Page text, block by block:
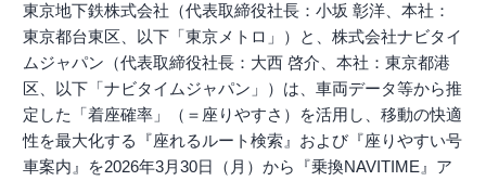
東京地下鉄株式会社（代表取締役社長：小坂 彰洋、本社：
東京都台東区、以下「東京メトロ」）と、株式会社ナビタイ
ムジャパン（代表取締役社長：大西 啓介、本社：東京都港
区、以下「ナビタイムジャパン」）は、車両データ等から推
定した「着座確率」（＝座りやすさ）を活用し、移動の快適
性を最大化する『座れるルート検索』および『座りやすい号
車案内』を2026年3月30日（月）から『乗換NAVITIME』ア